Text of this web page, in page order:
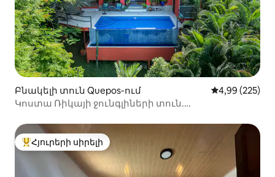
Բնակելի տուն Quepos-ում Միջին
4,99 (225)
Կոստա Ռիկայի ջունգլիների տուն.
Հյուրերի սիրելի լավագույն տները
Հյուրերի սիրելի